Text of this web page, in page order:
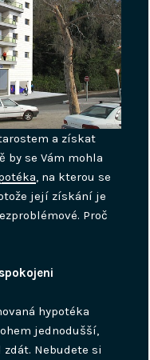
a získat
by se Vám mohla
, na kterou se
její získání je
Proč
hypotéka
jednodušší,
Nebudete si